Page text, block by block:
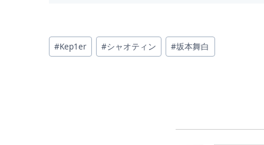
投
稿
#Kep1er #シャオティン #坂本舞白